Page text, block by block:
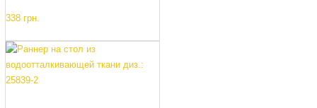
338 грн.